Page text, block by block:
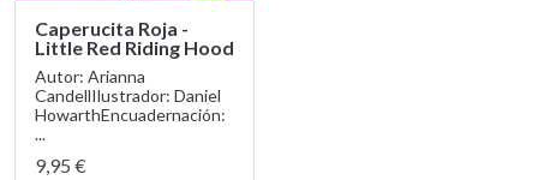
Caperucita Roja -
Little Red Riding Hood
Autor: Arianna
CandellIlustrador: Daniel
HowarthEncuadernación:
...
9,95 €